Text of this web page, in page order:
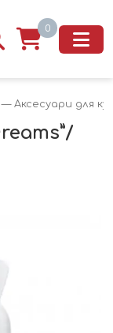
0
— Аксесуари для